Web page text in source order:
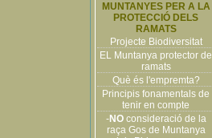
MUNTANYES PER A LA
PROTECCIÓ DELS
RAMATS
Projecte Biodiversitat
EL Muntanya protector de
ramats
Què és l'empremta?
Principis fonamentals de
tenir en compte
-NOconsideració de la
raça Gos de Muntanya